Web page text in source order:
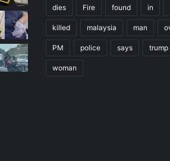
dies Fire found in
killed malaysia man
PM police says trump
woman